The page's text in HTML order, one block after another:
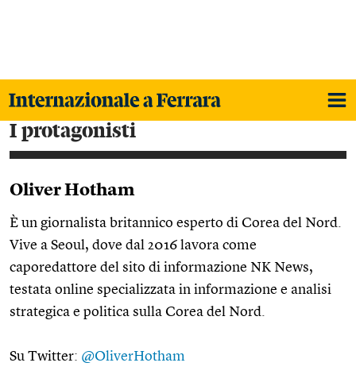
i protagonisti
Oliver Hotham
È un giornalista britannico esperto di Corea del Nord.
Vive a Seoul, dove dal 2016 lavora come
caporedattore del sito di informazione NK News,
testata online specializzata in informazione e analisi
strategica e politica sulla Corea del Nord.
Su Twitter: @OliverHotham